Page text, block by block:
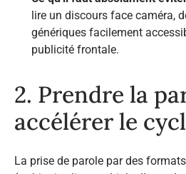
lire un discours face caméra,
génériques facilement
publicité frontale.
2. Prendre la
accélérer le
La prise de parole par des